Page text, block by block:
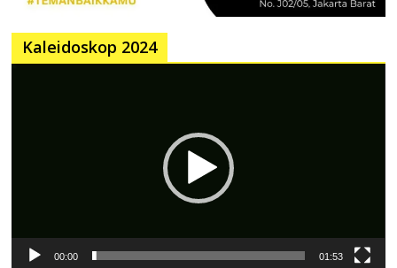
Kaleidoskop 2024
00:00 01:53